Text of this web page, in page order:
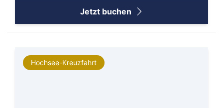
Jetzt buchen
Hochsee-Kreuzfahrt